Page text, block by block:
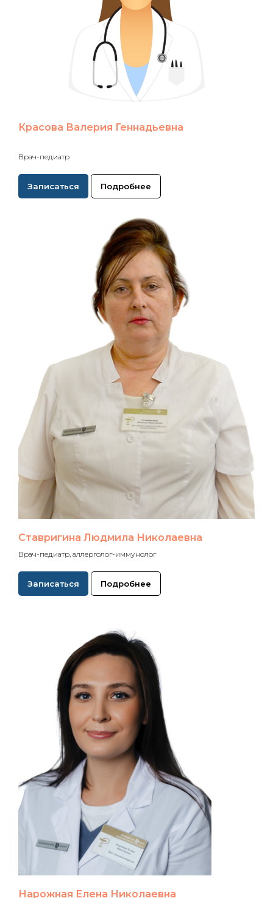
Красова Валерия Геннадьевна
Врач-педиатр
Записаться Подробнее
Ставригина Людмила Николаевна
Врач-педиатр, аллерголог-иммунолог
Записаться Подробнее
Нарожная Елена Николаевна